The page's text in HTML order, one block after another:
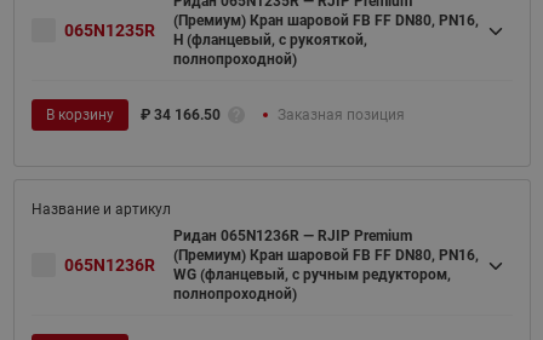
065N1235R
(Премиум) Кран шаровой FB FF DN80, PN16,
H (фланцевый, с рукояткой,
полнопроходной)
В корзину ₽ 34 166.50 Заказная позиция
065N1236R
Ридан 065N1236R — RJIP Premium
(Премиум) Кран шаровой FB FF DN80, PN16,
WG (фланцевый, с ручным редуктором,
полнопроходной)